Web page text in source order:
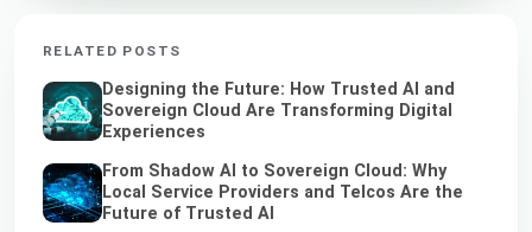
RELATED POSTS
Designing the Future: How Trusted AI and
Sovereign Cloud Are Transforming Digital
Experiences
From Shadow AI to Sovereign Cloud: Why
Local Service Providers and Telcos Are the
Future of Trusted AI